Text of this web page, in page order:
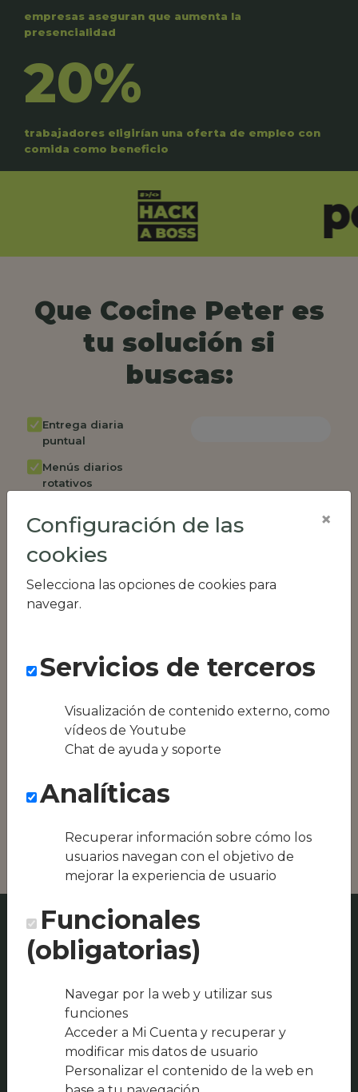
empresas aseguran que aumenta la
presencialidad
20%
trabajadores eligirían una oferta de empleo con
comida como beneficio
Que Cocine Peter es
tu solución si
buscas:
Entrega diaria
puntual
Menús diarios
rotativos
semanalmente
Factura única
Acceso individual
RR.HH
equipos híbridos
Conseguimos la
oferta local de tu
ser Centro Cívico o
Configuración de las
cookies
Selecciona las opciones de cookies para
navegar.
×
Servicios de terceros
Visualización de contenido externo, como
vídeos de Youtube
Chat de ayuda y soporte
Analíticas
Recuperar información sobre cómo los
usuarios navegan con el objetivo de
mejorar la experiencia de usuario
Funcionales
(obligatorias)
Navegar por la web y utilizar sus
funciones
Acceder a Mi Cuenta y recuperar y
modificar mis datos de usuario
Personalizar el contenido de la web en